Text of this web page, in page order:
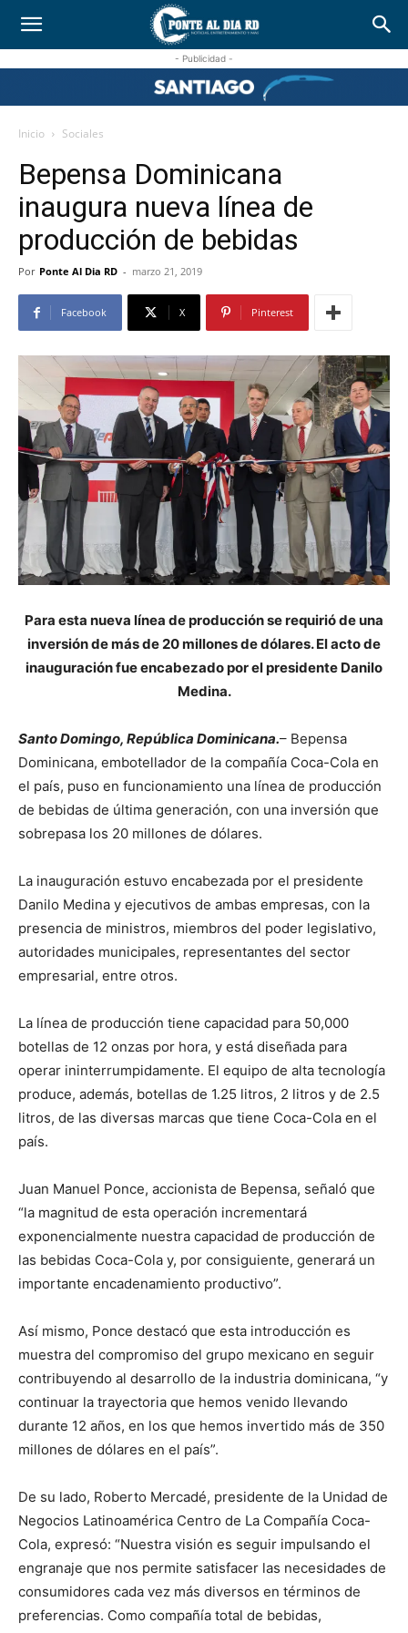
- Publicidad -
Inicio Sociales
Bepensa Dominicana
inaugura nueva línea de
producción de bebidas
Por Ponte Al Dia RD - marzo 21, 2019
Facebook X Pinterest
Para esta nueva línea de producción se requirió de una
inversión de más de 20 millones de dólares. El acto de
inauguración fue encabezado por el presidente Danilo
Medina.
Santo Domingo, República Dominicana.– Bepensa
Dominicana, embotellador de la compañía Coca-Cola en
el país, puso en funcionamiento una línea de producción
de bebidas de última generación, con una inversión que
sobrepasa los 20 millones de dólares.
La inauguración estuvo encabezada por el presidente
Danilo Medina y ejecutivos de ambas empresas, con la
presencia de ministros, miembros del poder legislativo,
autoridades municipales, representantes del sector
empresarial, entre otros.
La línea de producción tiene capacidad para 50,000
botellas de 12 onzas por hora, y está diseñada para
operar ininterrumpidamente. El equipo de alta tecnología
produce, además, botellas de 1.25 litros, 2 litros y de 2.5
litros, de las diversas marcas que tiene Coca-Cola en el
país.
Juan Manuel Ponce, accionista de Bepensa, señaló que
“la magnitud de esta operación incrementará
exponencialmente nuestra capacidad de producción de
las bebidas Coca-Cola y, por consiguiente, generará un
importante encadenamiento productivo”.
Así mismo, Ponce destacó que esta introducción es
muestra del compromiso del grupo mexicano en seguir
contribuyendo al desarrollo de la industria dominicana, “y
continuar la trayectoria que hemos venido llevando
durante 12 años, en los que hemos invertido más de 350
millones de dólares en el país”.
De su lado, Roberto Mercadé, presidente de la Unidad de
Negocios Latinoamérica Centro de La Compañía Coca-
Cola, expresó: “Nuestra visión es seguir impulsando el
engranaje que nos permite satisfacer las necesidades de
consumidores cada vez más diversos en términos de
preferencias. Como compañía total de bebidas,